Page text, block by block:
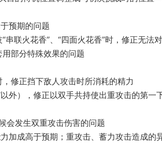
预期的问题
串联火花香”、“四面火花香”时，修正无法
部分特殊效果的问题
修正挡下敌人攻击时所消耗的精力
外），修正以双手共持使出重攻击的第一
会发生双重攻击伤害的问题
加成高于预期；重攻击、蓄力攻击造成的